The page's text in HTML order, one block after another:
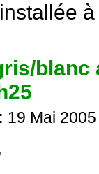
blanc
19 Mai